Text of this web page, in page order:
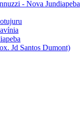
- Nova Jundiapeba
Jd Santos Dumont)